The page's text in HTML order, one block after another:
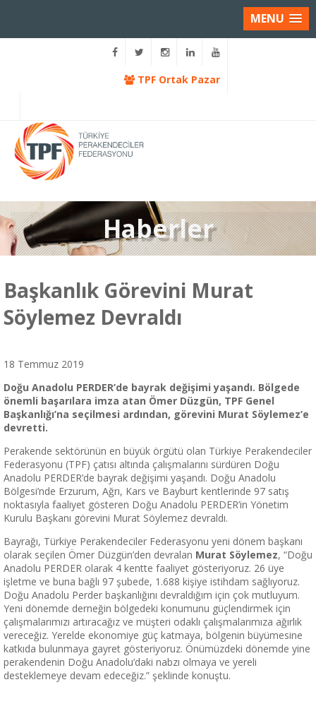
MENU
TPF Ortak Pazar
Haberler
Başkanlık Görevini Murat
Söylemez Devraldı
18 Temmuz 2019
Doğu Anadolu PERDER’de bayrak değişimi yaşandı. Bölgede
önemli başarılara imza atan Ömer Düzgün, TPF Genel
Başkanlığı’na seçilmesi ardından, görevini Murat Söylemez’e
devretti.
Perakende sektörünün en büyük örgütü olan Türkiye Perakendeciler
Federasyonu (TPF) çatısı altında çalışmalarını sürdüren Doğu
Anadolu PERDER’de bayrak değişimi yaşandı. Doğu Anadolu
Bölgesi’nde Erzurum, Ağrı, Kars ve Bayburt kentlerinde 97 satış
noktasıyla faaliyet gösteren Doğu Anadolu PERDER’in Yönetim
Kurulu Başkanı görevini Murat Söylemez devraldı.
Bayrağı, Türkiye Perakendeciler Federasyonu yeni dönem başkanı
olarak seçilen Ömer Düzgün’den devralan Murat Söylemez, “Doğu
Anadolu PERDER olarak 4 kentte faaliyet gösteriyoruz. 26 üye
işletme ve buna bağlı 97 şubede, 1.688 kişiye istihdam sağlıyoruz.
Doğu Anadolu Perder başkanlığını devraldığım için çok mutluyum.
Yeni dönemde derneğin bölgedeki konumunu güçlendirmek için
çalışmalarımızı artıracağız ve müşteri odaklı çalışmalarımıza ağırlık
vereceğiz. Yerelde ekonomiye güç katmaya, bölgenin büyümesine
katkıda bulunmaya gayret gösteriyoruz. Önümüzdeki dönemde yine
perakendenin Doğu Anadolu’daki nabzı olmaya ve yereli
desteklemeye devam edeceğiz.” şeklinde konuştu.